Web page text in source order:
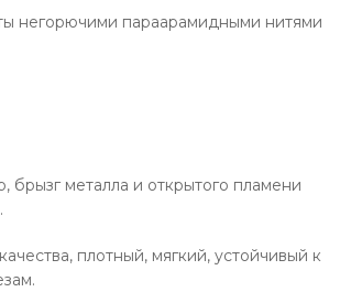
негорючими параарамидными нитями
брызг металла и открытого пламени
плотный, мягкий, устойчивый к